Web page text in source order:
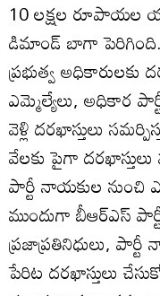
10 లక్షల రూపాయల
డిమాండ్‌ బాగా పెరిగింది.
ప్రభుత్వ అధికారులకు
ఎమ్మెల్యేలు, అధికార
వెళ్లి దరఖాస్తులు
వేలకు పైగా
పార్టీ నాయకుల నుంచి
ముందుగా బీఆర్‌ఎస్‌
ప్రజాప్రతినిధులు,
పేరిట దరఖాస్తులు